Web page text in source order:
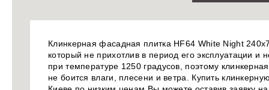
Клинкерная фасадная плитка HF64 White Night
который не прихотлив в период его эксплуатации и
при температуре 1250 градусов, поэтому
не боится влаги, плесени и ветра. Купить